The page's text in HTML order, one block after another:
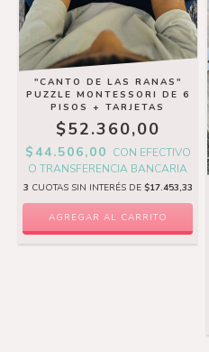
"CANTO DE LAS RANAS"
PUZZLE MONTESSORI DE 6
PISOS + TARJETAS
$52.360,00
$44.506,00 CON EFECTIVO
O TRANSFERENCIA BANCARIA
3 CUOTAS SIN INTERÉS DE $17.453,33